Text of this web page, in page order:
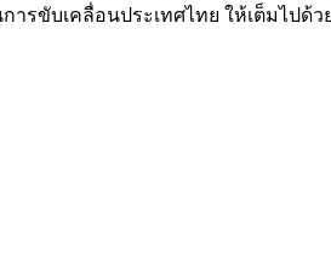
รขับเคลื่อนประเทศไทย ให้เต็มไปด้ว